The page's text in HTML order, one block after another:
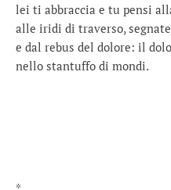
lei ti abbraccia e tu pensi
alle iridi di traverso,
e dal rebus del dolore: il
nello stantuffo di mondi.